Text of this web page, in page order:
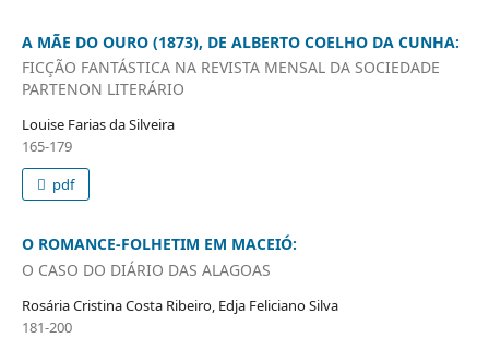
A MÃE DO OURO (1873), DE ALBERTO COELHO DA CUNHA:
FICÇÃO FANTÁSTICA NA REVISTA MENSAL DA SOCIEDADE
PARTENON LITERÁRIO
Louise Farias da Silveira
165-179
pdf
O ROMANCE-FOLHETIM EM MACEIÓ:
O CASO DO DIÁRIO DAS ALAGOAS
Rosária Cristina Costa Ribeiro, Edja Feliciano Silva
181-200